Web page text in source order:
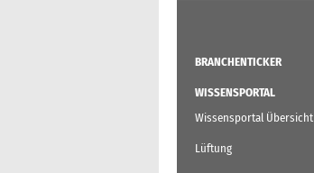
BRANCHENTICKER
WISSENSPORTAL
Wissensportal Übersicht
Lüftung